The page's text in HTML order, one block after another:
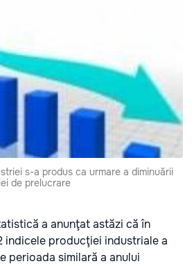
s-a produs ca urmare a diminuării
de prelucrare
a anunţat astăzi că în
indicele producţiei industriale a
perioada similară a anului